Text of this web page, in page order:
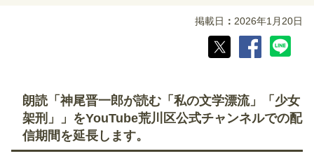
掲載日 2026年1月20日
朗読「神尾晋一郎が読む「私の文学漂流」「少女
架刑」」をYouTube荒川区公式チャンネルでの配
信期間を延長します。